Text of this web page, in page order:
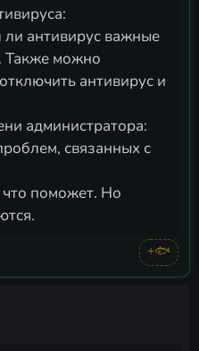
ли антивирус важные
Также можно
антивирус и
администратора:
связанных с
что поможет. Но
+🐟